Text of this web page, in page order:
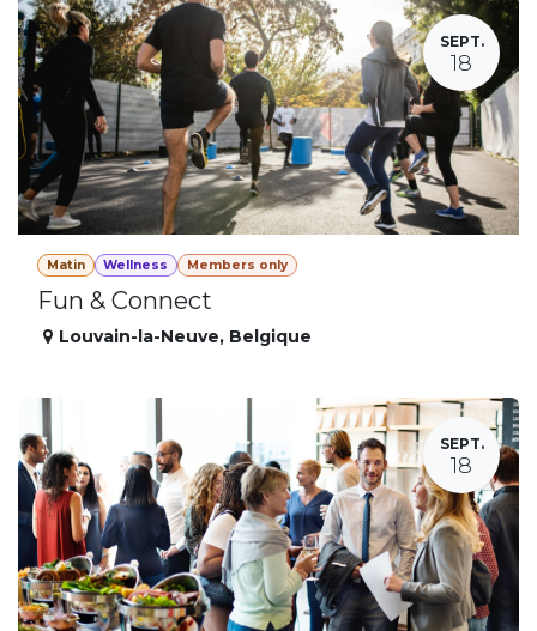
SEPT.
18
Matin Wellness Members only
Fun & Connect
Louvain-la-Neuve, Belgique
SEPT.
18